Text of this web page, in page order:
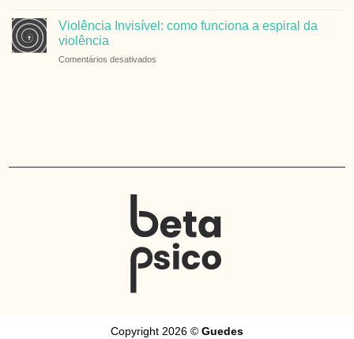
eSaudáveis:
Violência Invisível: como funciona a espiral da
violência
Comentários desativados
violência
Copyright 2026 © Guedes